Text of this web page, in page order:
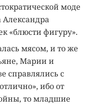
моде
Александра
«блюсти фигуру».
мясом, и то же
Марии и
справлялись с
ибо от
то младшие